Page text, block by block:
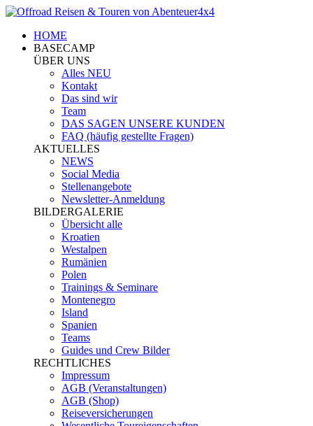
HOME
BASECAMP
ÜBER UNS
Alles NEU
Kontakt
Das sind wir
Team
DAS SAGEN UNSERE KUNDEN
FAQ (häufig gestellte Fragen)
AKTUELLES
NEWS
Social Media
Stellenangebote
Newsletter-Anmeldung
BILDERGALERIE
Übersicht alle
Kroatien
Westalpen
Rumänien
Polen
Trainings & Seminare
Montenegro
Island
Spanien
Teams
Guides und Crew Bilder
RECHTLICHES
Impressum
AGB (Veranstaltungen)
AGB (Shop)
Reiseversicherungen